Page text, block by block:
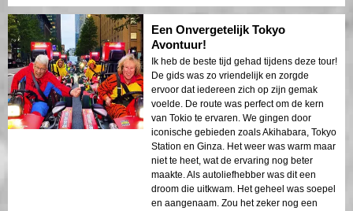
Een Onvergetelijk Tokyo
Avontuur!
Ik heb de beste tijd gehad tijdens deze tour!
De gids was zo vriendelijk en zorgde
ervoor dat iedereen zich op zijn gemak
voelde. De route was perfect om de kern
van Tokio te ervaren. We gingen door
iconische gebieden zoals Akihabara, Tokyo
Station en Ginza. Het weer was warm maar
niet te heet, wat de ervaring nog beter
maakte. Als autoliefhebber was dit een
droom die uitkwam. Het geheel was soepel
en aangenaam. Zou het zeker nog een